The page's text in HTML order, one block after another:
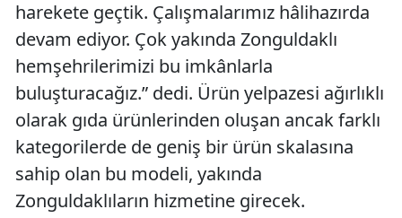
harekete geçtik. Çalışmalarımız hâlihazırda
devam ediyor. Çok yakında Zonguldaklı
hemşehrilerimizi bu imkânlarla
buluşturacağız.” dedi. Ürün yelpazesi ağırlıklı
olarak gıda ürünlerinden oluşan ancak farklı
kategorilerde de geniş bir ürün skalasına
sahip olan bu modeli, yakında
Zonguldaklıların hizmetine girecek.